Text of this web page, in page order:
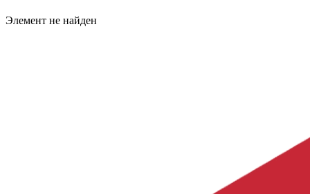
Элемент не найден